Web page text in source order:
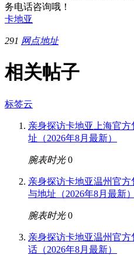
务电话咨询哦！
卡地亚
291 网点地址
相关帖子
标签云
亲身探访卡地亚上海官
址（2026年8月最新）
腕表时光 0
亲身探访卡地亚温州官
与地址（2026年8月最新）
腕表时光 0
亲身探访卡地亚温州官
话（2026年8月最新）